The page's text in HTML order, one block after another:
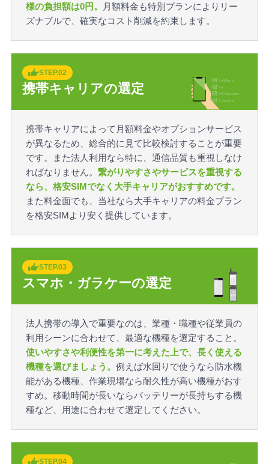
様の負担額は0円。
月額料金も特別プランによりリー
ズナブルで、確実なコスト削減を約束します。
STEP.02
携帯キャリアの選定
携帯キャリアによって月額料金やオプションサービス
が異なるため、総合的に見て比較検討することが重要
です。また法人利用なら特に、通信品質も重視しなけ
ればなりません。 繋がりやすさやサービスを重視する
なら、格安SIMでなく大手キャリアがおすすめです。
また料金面でも、当社なら大手キャリアの料金プラン
を格安SIMより安く提供しています。
STEP.03
スマホ・ガラケーの選定
法人携帯の導入で重要なのは、業種・職種や従業員の
利用シーンに合わせて、最適な機種を選定すること。
使いやすさや利便性を第一に考えた上で、長く使える
機種を選びましょう。 例えば水回りで使うなら防水機
能がある機種、作業現場なら耐久性が高い機種がおす
すめ。移動時間が長いならバッテリーが長持ちする機
種など、用途に合わせて選定してください。
STEP.04